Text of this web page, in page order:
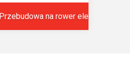
Przebudowa na rower elektryczny